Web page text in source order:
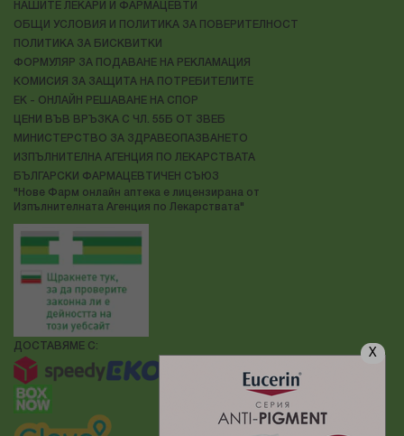
X
НАШИТЕ ЛЕКАРИ И ФАРМАЦЕВТИ
ОБЩИ УСЛОВИЯ И ПОЛИТИКА ЗА ПОВЕРИТЕЛНОСТ
ПОЛИТИКА ЗА БИСКВИТКИ
ФОРМУЛЯР ЗА ПОДАВАНЕ НА РЕКЛАМАЦИЯ
КОМИСИЯ ЗА ЗАЩИТА НА ПОТРЕБИТЕЛИТЕ
ЕК - ОНЛАЙН РЕШАВАНЕ НА СПОР
ЦЕНИ ВЪВ ВРЪЗКА С ЧЛ. 55Б ОТ ЗВЕБ
МИНИСТЕРСТВО ЗА ЗДРАВЕОПАЗВАНЕТО
ИЗПЪЛНИТЕЛНА АГЕНЦИЯ ПО ЛЕКАРСТВАТА
БЪЛГАРСКИ ФАРМАЦЕВТИЧЕН СЪЮЗ
"Нове Фарм онлайн аптека е лицензирана от
Изпълнителната Агенция по Лекарствата"
ДОСТАВЯМЕ С: